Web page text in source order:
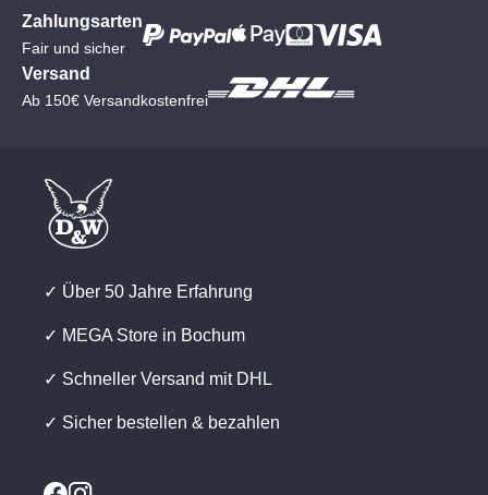
Zahlungsarten
Fair und sicher
Versand
Ab 150€ Versandkostenfrei
✓ Über 50 Jahre Erfahrung
✓ MEGA Store in Bochum
✓ Schneller Versand mit DHL
✓ Sicher bestellen & bezahlen